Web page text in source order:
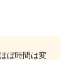
ぼ時間は変